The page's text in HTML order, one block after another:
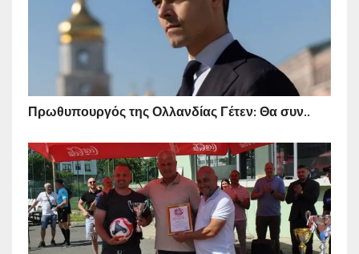
Πρωθυπουργός της Ολλανδίας Γέτεν: Θα συν..